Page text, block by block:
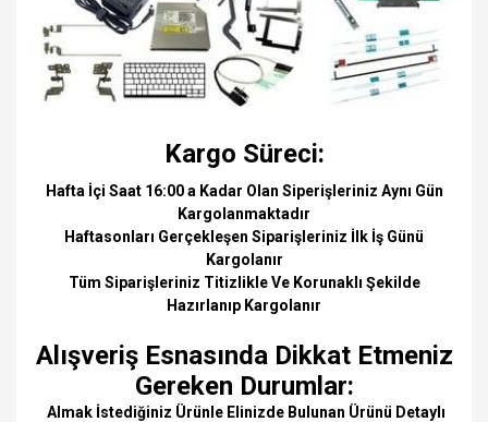
Kargo Süreci:
Hafta İçi Saat 16:00 a Kadar Olan Siperişleriniz Aynı Gün
Kargolanmaktadır
Haftasonları Gerçekleşen Siparişleriniz İlk İş Günü
Kargolanır
Tüm Siparişleriniz Titizlikle Ve Korunaklı Şekilde
Hazırlanıp Kargolanır
Alışveriş Esnasında Dikkat Etmeniz
Gereken Durumlar:
Almak İstediğiniz Ürünle Elinizde Bulunan Ürünü Detaylı